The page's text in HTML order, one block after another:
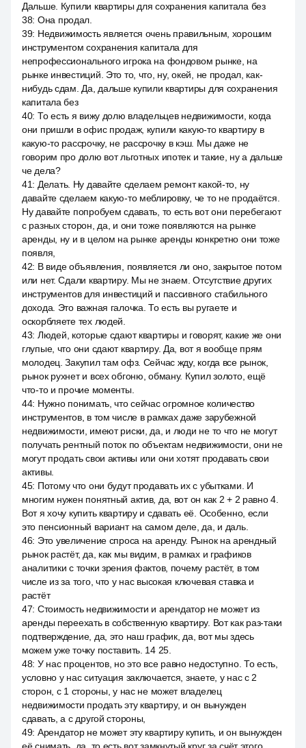
Дальше. Купили квартиры для сохранения капитала без
38: Она продал.
39: Недвижимость является очень правильным, хорошим
инструментом сохранения капитала для
непрофессионального игрока на фондовом рынке, на
рынке инвестиций. Это то, что, ну, окей, не продал, как-
нибудь сдам. Да, дальше купили квартиры для сохранения
капитала без
40: То есть я вижу долю владельцев недвижимости, когда
они пришли в офис продаж, купили какую-то квартиру в
какую-то рассрочку, не рассрочку в кэш. Мы даже не
говорим про долю вот льготных ипотек и такие, ну а дальше
че дела?
41: Делать. Ну давайте сделаем ремонт какой-то, ну
давайте сделаем какую-то меблировку, че то не продаётся.
Ну давайте попробуем сдавать, то есть вот они перебегают
с разных сторон, да, и они тоже появляются на рынке
аренды, ну и в целом на рынке аренды конкретно они тоже
появля,
42: В виде объявления, появляется ли оно, закрытое потом
или нет. Сдали квартиру. Мы не знаем. Отсутствие других
инструментов для инвестиций и пассивного стабильного
дохода. Это важная галочка. То есть вы ругаете и
оскорбляете тех людей.
43: Людей, которые сдают квартиры и говорят, какие же они
глупые, что они сдают квартиру. Да, вот я вообще прям
молодец. Закупил там офз. Сейчас жду, когда все рынок,
рынок рухнет и всех обгоню, обману. Купил золото, ещё
что-то и прочие моменты.
44: Нужно понимать, что сейчас огромное количество
инструментов, в том числе в рамках даже зарубежной
недвижимости, имеют риски, да, и люди не то что не могут
получать рентный поток по объектам недвижимости, они не
могут продать свои активы или они хотят продавать свои
активы.
45: Потому что они будут продавать их с убытками. И
многим нужен понятный актив, да, вот он как 2 + 2 равно 4.
Вот я хочу купить квартиру и сдавать её. Особенно, если
это пенсионный вариант на самом деле, да, и даль.
46: Это увеличение спроса на аренду. Рынок на арендный
рынок растёт, да, как мы видим, в рамках и графиков
аналитики с точки зрения фактов, почему растёт, в том
числе из за того, что у нас высокая ключевая ставка и
растёт
47: Стоимость недвижимости и арендатор не может из
аренды переехать в собственную квартиру. Вот как раз-таки
подтверждение, да, это наш график, да, вот мы здесь
можем уже точку поставить. 14 25.
48: У нас процентов, но это все равно недоступно. То есть,
условно у нас ситуация заключается, знаете, у нас с 2
сторон, с 1 стороны, у нас не может владелец
недвижимости продать эту квартиру, и он вынужден
сдавать, а с другой стороны,
49: Арендатор не может эту квартиру купить, и он вынужден